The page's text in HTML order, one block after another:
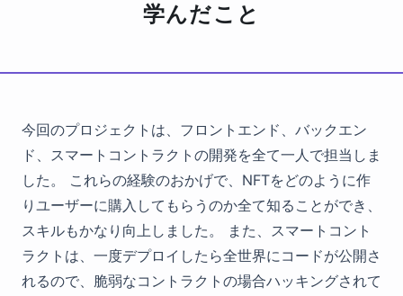
学んだこと
今回のプロジェクトは、フロントエンド、バックエン
ド、スマートコントラクトの開発を全て一人で担当しま
した。 これらの経験のおかげで、NFTをどのように作
りユーザーに購入してもらうのか全て知ることができ、
スキルもかなり向上しました。 また、スマートコント
ラクトは、一度デプロイしたら全世界にコードが公開さ
れるので、脆弱なコントラクトの場合ハッキングされて